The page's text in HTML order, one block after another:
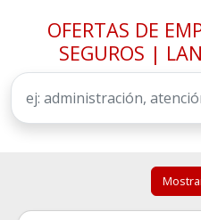
OFERTAS DE
SEGUROS |